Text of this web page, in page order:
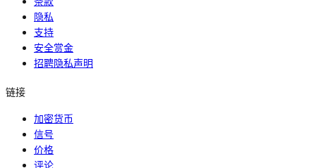
条款
隐私
支持
安全赏金
招聘隐私声明
链接
加密货币
信号
价格